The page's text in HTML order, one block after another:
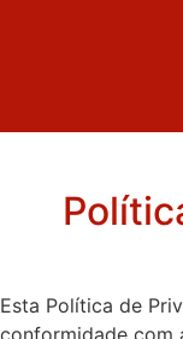
Esta Política de
conformidade com